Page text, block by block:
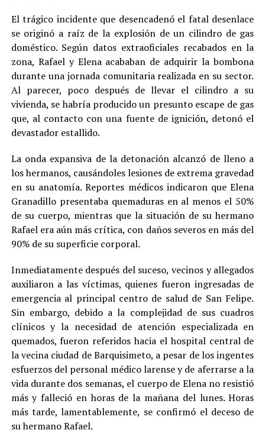
El trágico incidente que desencadenó el fatal desenlace
se originó a raíz de la explosión de un cilindro de gas
doméstico. Según datos extraoficiales recabados en la
zona, Rafael y Elena acababan de adquirir la bombona
durante una jornada comunitaria realizada en su sector.
Al parecer, poco después de llevar el cilindro a su
vivienda, se habría producido un presunto escape de gas
que, al contacto con una fuente de ignición, detonó el
devastador estallido.
La onda expansiva de la detonación alcanzó de lleno a
los hermanos, causándoles lesiones de extrema gravedad
en su anatomía. Reportes médicos indicaron que Elena
Granadillo presentaba quemaduras en al menos el 50%
de su cuerpo, mientras que la situación de su hermano
Rafael era aún más crítica, con daños severos en más del
90% de su superficie corporal.
Inmediatamente después del suceso, vecinos y allegados
auxiliaron a las víctimas, quienes fueron ingresadas de
emergencia al principal centro de salud de San Felipe.
Sin embargo, debido a la complejidad de sus cuadros
clínicos y la necesidad de atención especializada en
quemados, fueron referidos hacia el hospital central de
la vecina ciudad de Barquisimeto, a pesar de los ingentes
esfuerzos del personal médico larense y de aferrarse a la
vida durante dos semanas, el cuerpo de Elena no resistió
más y falleció en horas de la mañana del lunes. Horas
más tarde, lamentablemente, se confirmó el deceso de
su hermano Rafael.